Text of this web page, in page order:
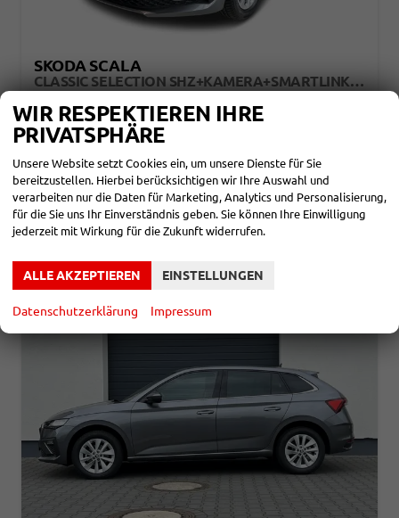
SKODA SCALA
CLASSIC SELECTION SHZ+KAMERA+SMARTLINK+LED+16" ALU
Fahrzeugnr. 860297
20.790,– €
incl. 19% MwSt.
DETAILS
Verbrauch kombiniert:5,10 l/100km
CO2-Klasse: D
WIR RESPEKTIEREN IHRE
PRIVATSPHÄRE
Unsere Website setzt Cookies ein, um unsere Dienste für Sie
bereitzustellen. Hierbei berücksichtigen wir Ihre Auswahl und
verarbeiten nur die Daten für Marketing, Analytics und Personalisierung,
für die Sie uns Ihr Einverständnis geben. Sie können Ihre Einwilligung
jederzeit mit Wirkung für die Zukunft widerrufen.
ALLE AKZEPTIEREN EINSTELLUNGEN
Datenschutzerklärung Impressum